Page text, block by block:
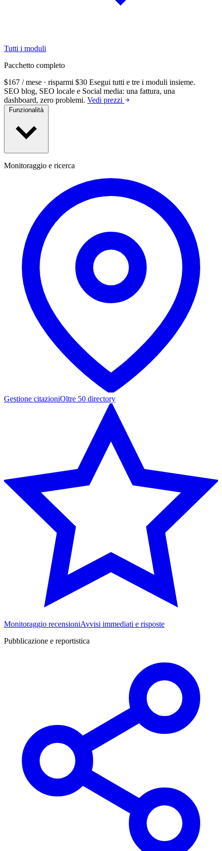
Tutti i moduli
Pacchetto completo
$167 / mese · risparmi $30 Esegui tutti e tre i moduli insieme.
SEO blog, SEO locale e Social media: una fattura, una
dashboard, zero problemi. Vedi prezzi
Monitoraggio e ricerca
Gestione citazioniOltre 50 directory
Monitoraggio recensioniAvvisi immediati e risposte
Pubblicazione e reportistica